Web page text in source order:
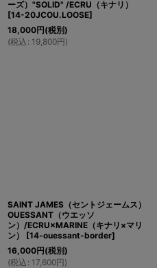
ーズ）"SOLID" /ECRU（キナリ）
[14-20JCOU.LOOSE]
18,000円(税別)
(税込 : 19,800円)
SAINT JAMES（セントジェームス）
OUESSANT（ウエッソ
ン）/ECRU×MARINE（キナリ×マリ
ン）
[14-ouessant-border]
16,000円(税別)
(税込 : 17,600円)